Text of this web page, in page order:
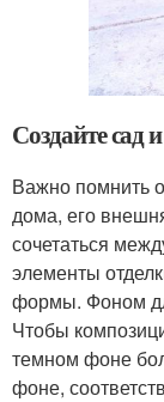
Создайте сад
Важно помнить
дома, его
сочетаться
элементы
формы. Фоном
Чтобы
темном фоне
фоне,